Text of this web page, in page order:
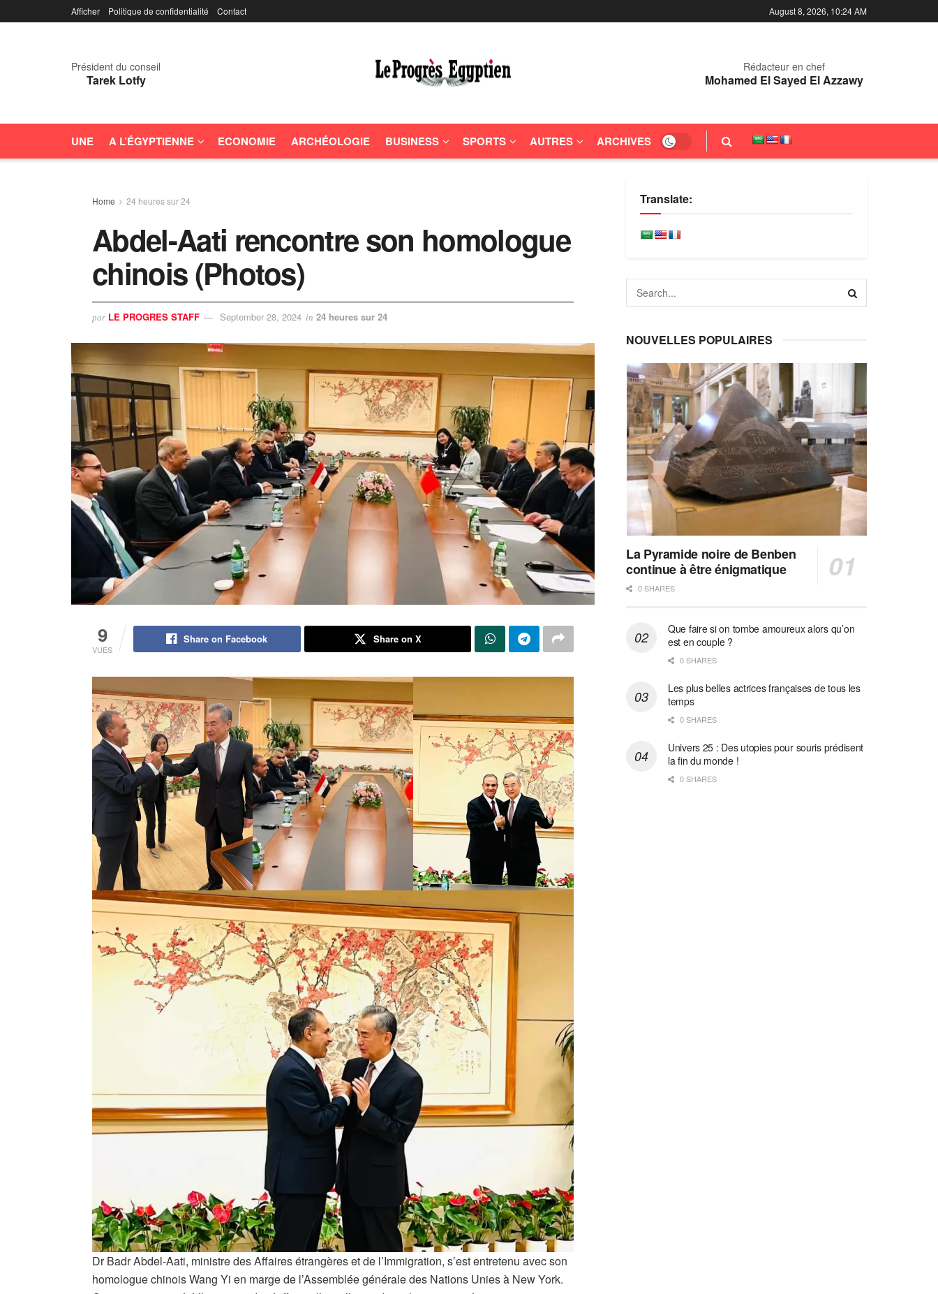
Afficher Politique de confidentialité Contact August 8, 2026, 10:24 AM
Président du conseil
Tarek Lotfy
Rédacteur en chef
Mohamed El Sayed El Azzawy
UNE A L’ÉGYPTIENNE ECONOMIE ARCHÉOLOGIE BUSINESS SPORTS AUTRES ARCHIVES
Home 24 heures sur 24
Abdel-Aati rencontre son homologue
chinois (Photos)
par LE PROGRES STAFF September 28, 2024 in 24 heures sur 24
9
VUES
Share on Facebook Share on X
Dr Badr Abdel-Aati, ministre des Affaires étrangères et de l’Immigration, s’est entretenu avec son
homologue chinois Wang Yi en marge de l’Assemblée générale des Nations Unies à New York.
Translate:
NOUVELLES POPULAIRES
La Pyramide noire de Benben
continue à être énigmatique
0 SHARES
Que faire si on tombe amoureux alors qu’on
est en couple ?
0 SHARES
Les plus belles actrices françaises de tous les
temps
0 SHARES
Univers 25 : Des utopies pour souris prédisent
la fin du monde !
0 SHARES